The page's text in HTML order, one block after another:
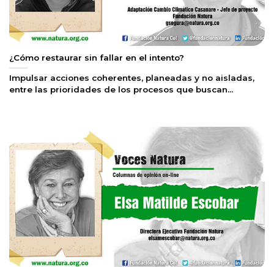
¿Cómo restaurar sin fallar en el intento?
Impulsar acciones coherentes, planeadas y no aisladas,
entre las prioridades de los procesos que buscan...